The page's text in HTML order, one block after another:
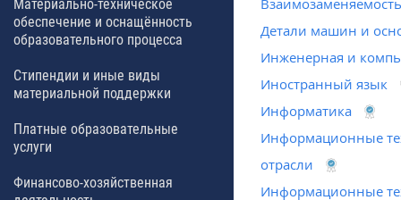
Детали машин и
Инженерная и
Иностранный язык
Информатика
Информационные
отрасли
Информационные
Материально-техническое
обеспечение и оснащённость
образовательного процесса
Стипендии и иные виды
материальной поддержки
Платные образовательные
услуги
Финансово-хозяйственная